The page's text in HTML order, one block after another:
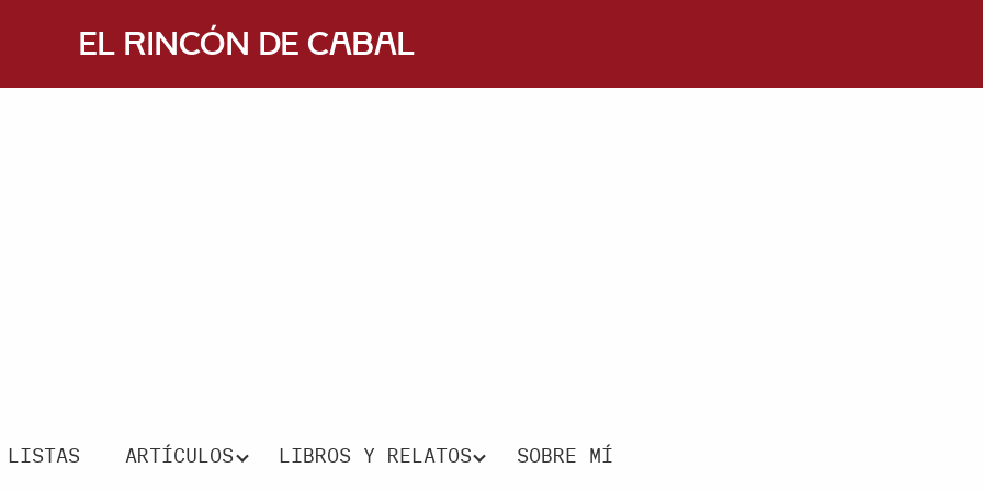
El Rincón de Cabal
LISTAS ARTÍCULOS LIBROS Y RELATOS SOBRE MÍ